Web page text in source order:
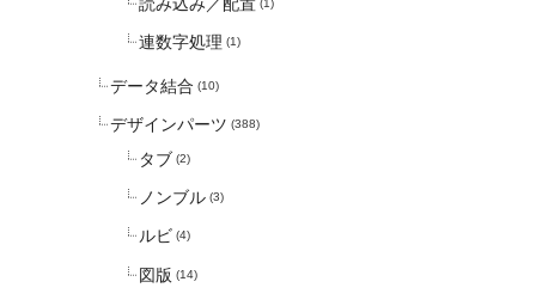
(1)
連数字処理 (1)
データ結合 (10)
デザインパーツ (388)
タブ (2)
ノンブル (3)
ルビ (4)
図版 (14)